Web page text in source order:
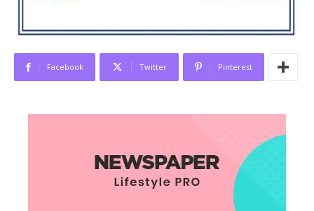
Magazine PRO
Facebook Twitter Pinterest